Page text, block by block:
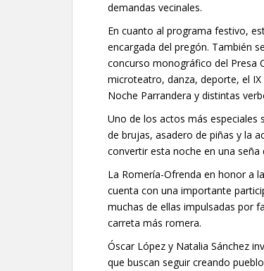
demandas vecinales.
En cuanto al programa festivo,
encargada del pregón. También
concurso monográfico del Presa
microteatro, danza, deporte, el
Noche Parrandera y distintas
Uno de los actos más especiales
de brujas, asadero de piñas y la
convertir esta noche en una seña
La Romería-Ofrenda en honor a
cuenta con una importante
muchas de ellas impulsadas por
carreta más romera.
Óscar López y Natalia Sánchez
que buscan seguir creando